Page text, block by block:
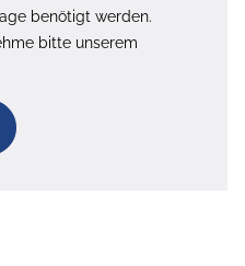
benötigt werden.
bitte unserem